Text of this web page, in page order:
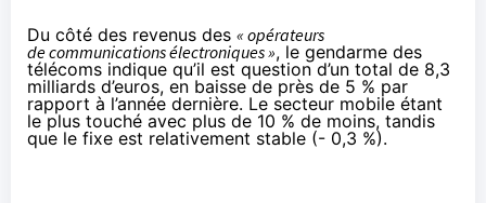
Du côté des revenus des « opérateurs
de communications électroniques », le gendarme des
télécoms indique qu’il est question d’un total de 8,3
milliards d’euros, en baisse de près de 5 % par
rapport à l’année dernière. Le secteur mobile étant
le plus touché avec plus de 10 % de moins, tandis
que le fixe est relativement stable (- 0,3 %).